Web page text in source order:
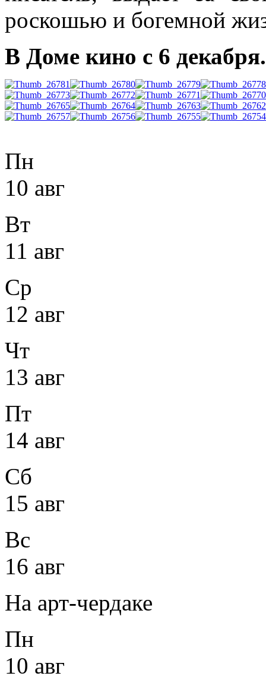
роскошью и богемной
В Доме кино с 6 декабря.
Пн
10 авг
Вт
11 авг
Ср
12 авг
Чт
13 авг
Пт
14 авг
Сб
15 авг
Вс
16 авг
На арт-чердаке
Пн
10 авг